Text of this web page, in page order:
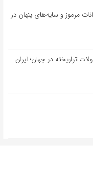
مرموز و سایه‌های پنهان در
تراریخته در جهان؛ ایران